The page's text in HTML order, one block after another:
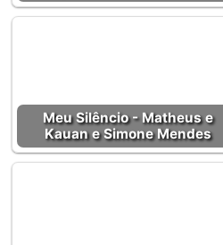
Meu Silêncio - Matheus e
Kauan e Simone Mendes